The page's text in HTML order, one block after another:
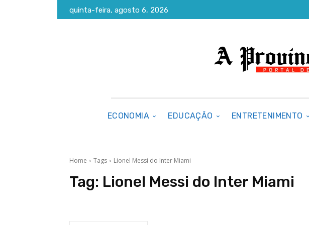
quinta-feira, agosto 6, 2026
ECONOMIA EDUCAÇÃO ENTRETENIMENTO
Home Tags Lionel Messi do Inter Miami
Tag: Lionel Messi do Inter Miami